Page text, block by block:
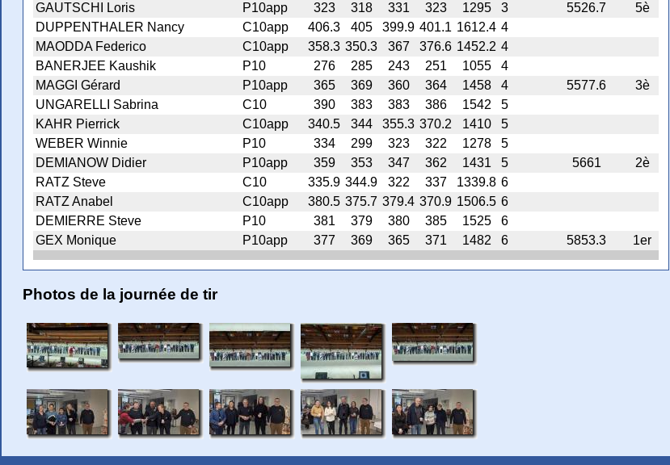
GAUTSCHI Loris
P10app 323 318 331 323 1295 3 5526.7
5è
DUPPENTHALER Nancy
C10app 406.3 405 399.9 401.1 1612.4 4
MAODDA Federico
C10app 358.3 350.3 367 376.6 1452.2 4
BANERJEE Kaushik
P10 276 285 243 251 1055
4
MAGGI Gérard
P10app 365 369 360 364 1458 4 5577.6
3è
UNGARELLI Sabrina
C10 390 383 383 386 1542
5
KAHR Pierrick
C10app 340.5 344 355.3 370.2 1410
5
WEBER Winnie
P10 334 299 323 322 1278
5
DEMIANOW Didier
P10app 359 353 347 362 1431 5 5661
2è
RATZ Steve
C10 335.9 344.9 322 337 1339.8 6
RATZ Anabel
C10app 380.5 375.7 379.4 370.9 1506.5 6
DEMIERRE Steve
P10 381 379 380 385 1525
6
GEX Monique
P10app 377 369 365 371 1482 6 5853.3 1er
Photos de la journée de tir